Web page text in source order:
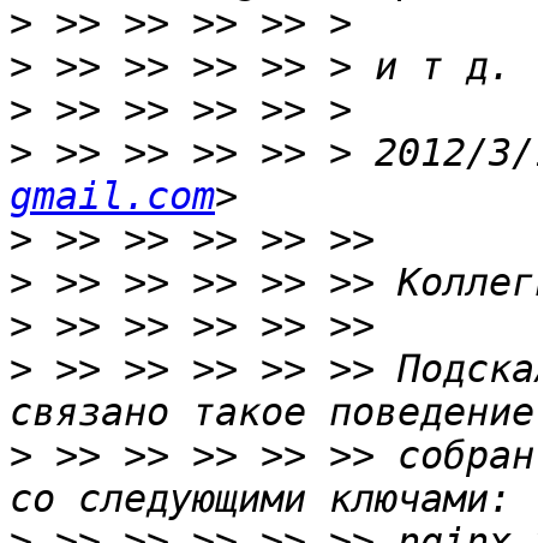
>
>
>
> >> >> >> >> > 2012/
gmail.com
>
>
>
> >> >> >> >> >>
> >> >> >> >> >>